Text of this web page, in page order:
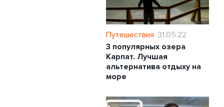
Путешествия 31.05.22
3 популярных озера
Карпат. Лучшая
альтернатива отдыху на
море